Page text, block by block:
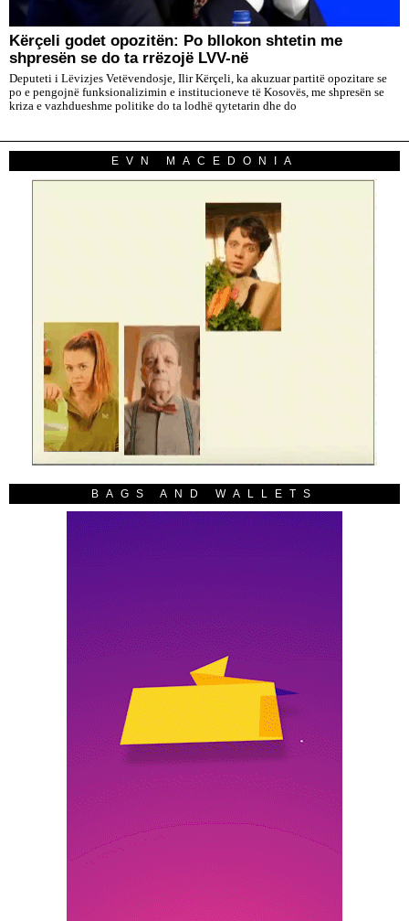
Kërçeli godet opozitën: Po bllokon shtetin me
shpresën se do ta rrëzojë LVV-në
Deputeti i Lëvizjes Vetëvendosje, Ilir Kërçeli, ka akuzuar partitë opozitare se
po e pengojnë funksionalizimin e institucioneve të Kosovës, me shpresën se
kriza e vazhdueshme politike do ta lodhë qytetarin dhe do
EVN MACEDONIA
BAGS AND WALLETS